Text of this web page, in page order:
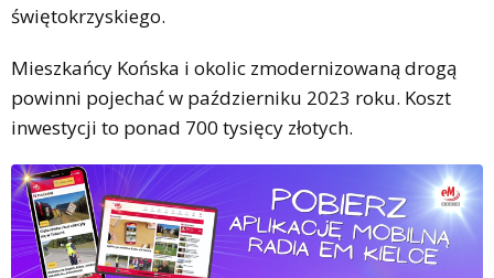
świętokrzyskiego.
Mieszkańcy Końska i okolic zmodernizowaną drogą
powinni pojechać w październiku 2023 roku. Koszt
inwestycji to ponad 700 tysięcy złotych.